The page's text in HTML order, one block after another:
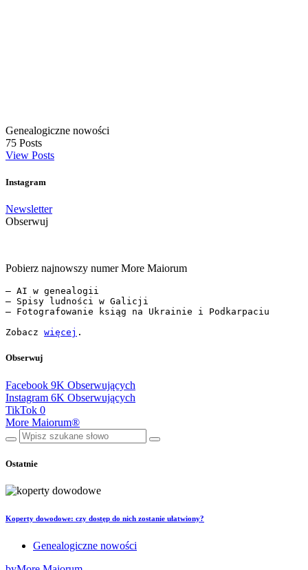
Genealogiczne nowości
75 Posts
View Posts
Instagram
Newsletter
Obserwuj
Pobierz najnowszy numer More Maiorum
— AI w genealogii
— Spisy ludności w Galicji
— Fotografowanie ksiąg na Ukrainie i Podkarpaciu
Zobacz więcej .
Obserwuj
Facebook 9K Obserwujących
Instagram 6K Obserwujących
TikTok 0
More Maiorum®
Ostatnie
Koperty dowodowe: czy dostęp do nich zostanie ułatwiony?
Genealogiczne nowości